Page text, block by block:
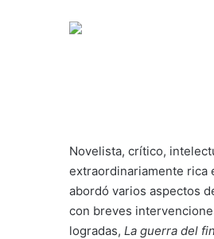
Novelista, crítico,
extraordinariamente rica
abordó varios aspectos
con breves
logradas, La guerra del